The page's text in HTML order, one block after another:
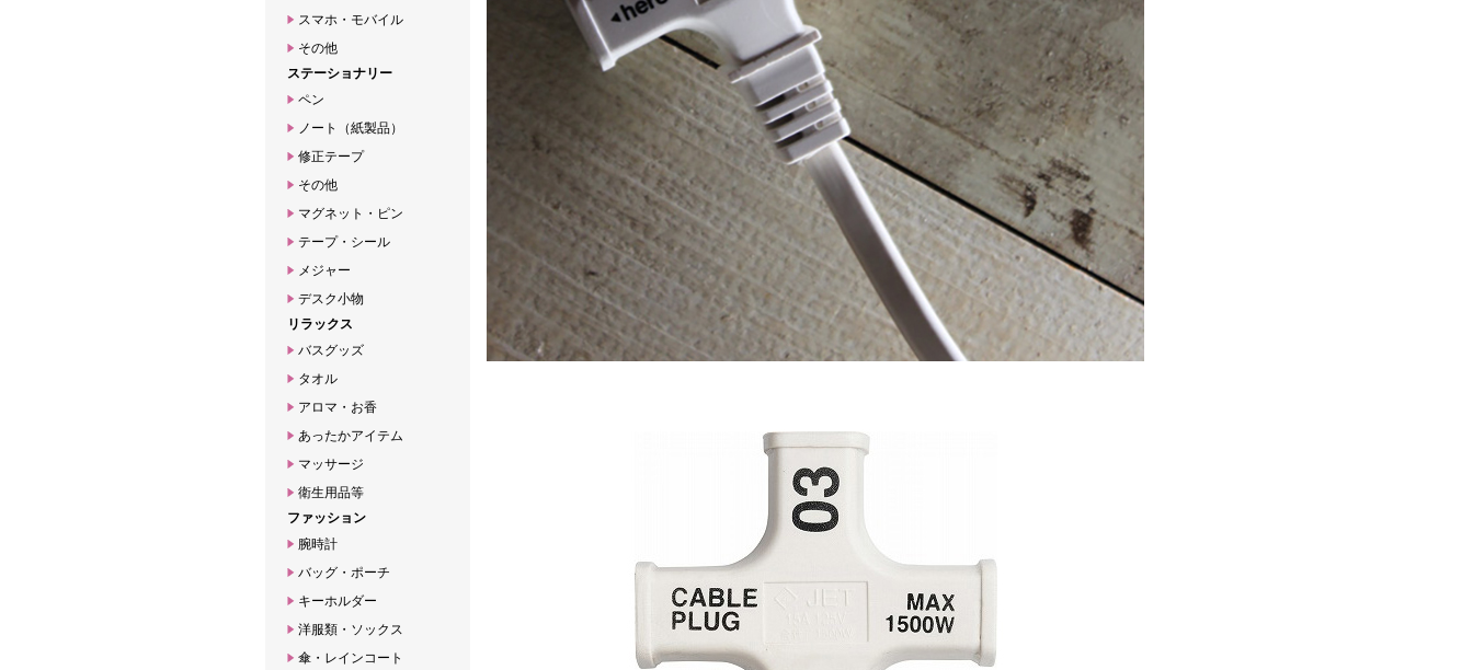
スマホ・モバイル
その他
ステーショナリー
ペン
ノート（紙製品）
修正テープ
その他
マグネット・ピン
テープ・シール
メジャー
デスク小物
リラックス
バスグッズ
タオル
アロマ・お香
あったかアイテム
マッサージ
衛生用品等
ファッション
腕時計
バッグ・ポーチ
キーホルダー
洋服類・ソックス
傘・レインコート